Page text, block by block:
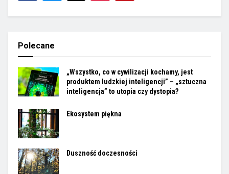
Polecane
„Wszystko, co w cywilizacji kochamy, jest
produktem ludzkiej inteligencji” – „sztuczna
inteligencja” to utopia czy dystopia?
Ekosystem piękna
Duszność doczesności